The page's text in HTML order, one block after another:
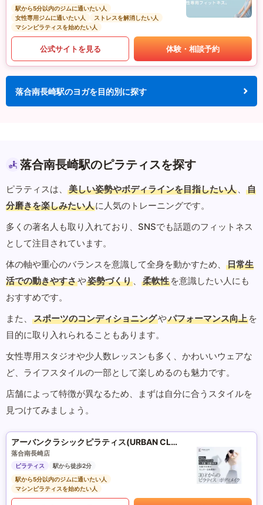
駅から5分以内のジムに通いたい人
女性専用ジムに通いたい人
ストレスを解消したい人
マシンピラティスを始めたい人
公式サイトを見る 体験・相談予約
落合南長崎駅のヨガを目的別に探す
落合南長崎駅のピラティスを探す
ピラティスは、 美しい姿勢やボディラインを目指したい人 、
自
分磨きを楽しみたい人に人気のトレーニングです。
多くの著名人も取り入れており、SNSでも話題のフィットネス
として注目されています。
体の軸や重心のバランスを意識して全身を動かすため、
日常生
活での動きやすさや姿勢づくり 、 柔軟性 を意識したい人にも
おすすめです。
また、
スポーツのコンディショニングやパフォーマンス向上 を
目的に取り入れられることもあります。
女性専用スタジオや少人数レッスンも多く、かわいいウェアな
ど、ライフスタイルの一部として楽しめるのも魅力です。
店舗によって特徴が異なるため、まずは自分に合うスタイルを
見つけてみましょう。
アーバンクラシックピラティス(URBAN CLASSIC PILATES)
落合南長崎店
ピラティス
駅から徒歩2分
駅から5分以内のジムに通いたい人
マシンピラティスを始めたい人